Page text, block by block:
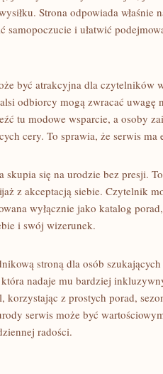
Strona odpowiada właśnie
i ułatwić
być atrakcyjna dla czytelników
odbiorcy mogą zwracać uwagę
tu modowe wsparcie, a osoby
cery. To sprawia, że serwis ma
skupia się na urodzie bez presji.
z akceptacją siebie. Czytelnik
wyłącznie jako katalog
i swój wizerunek.
stroną dla osób
nadaje mu bardziej
korzystając z prostych porad,
serwis może być
radości.